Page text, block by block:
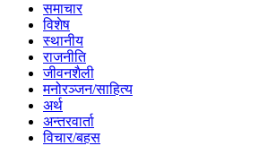
समाचार
विशेष
स्थानीय
राजनीति
जीवनशैली
मनोरञ्जन/साहित्य
अर्थ
अन्तरवार्ता
विचार/बहस